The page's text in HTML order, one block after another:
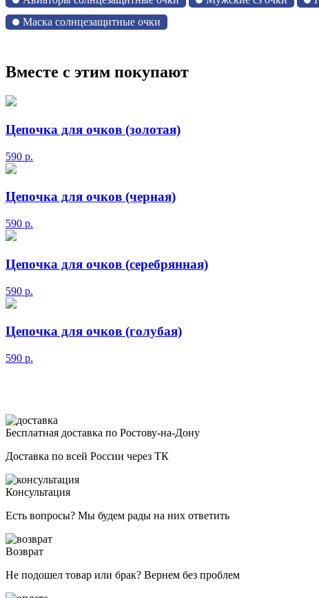
Маска солнцезащитные очки
Вместе с этим покупают
Цепочка для очков (золотая)
590 р.
Цепочка для очков (черная)
590 р.
Цепочка для очков (серебрянная)
590 р.
Цепочка для очков (голубая)
590 р.
Бесплатная доставка по Ростову-на-Дону
Доставка по всей России через ТК
Консультация
Есть вопросы? Мы будем рады на них ответить
Возврат
Не подошел товар или брак? Вернем без проблем